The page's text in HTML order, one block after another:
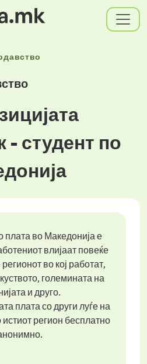
студент по
плата во Македонија е
влијаат повеќе
во кој работат,
големината на
и друго.
плата со други луѓе на
истиот регион бесплатно